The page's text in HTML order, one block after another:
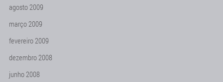
agosto 2009
março 2009
fevereiro 2009
dezembro 2008
junho 2008